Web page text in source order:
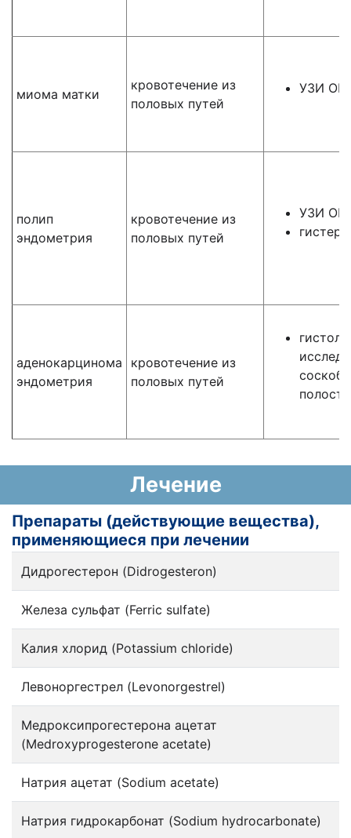
миома матки
кровотечение из
половых путей
УЗИ
полип
эндометрия
кровотечение из
половых путей
УЗИ
аденокарцинома
эндометрия
кровотечение из
половых путей
Лечение
Препараты (действующие вещества),
применяющиеся при лечении
Дидрогестерон (Didrogesteron)
Железа сульфат (Ferric sulfate)
Калия хлорид (Potassium chloride)
Левоноргестрел (Levonorgestrel)
Медроксипрогестерона ацетат
(Medroxyprogesterone acetate)
Натрия ацетат (Sodium acetate)
Натрия гидрокарбонат (Sodium hydrocarbonate)